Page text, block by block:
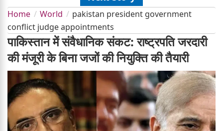
Home World
pakistan president government
conflict judge appointments
पाकिस्तान में संवैधानिक संकट: राष्ट्रपति जरदारी
की मंजूरी के बिना जजों की नियुक्ति की तैयारी